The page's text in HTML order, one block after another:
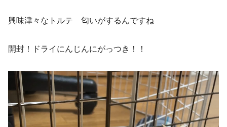
興味津々なトルテ 匂いがするんですね
開封！ドライにんじんにがっつき！！